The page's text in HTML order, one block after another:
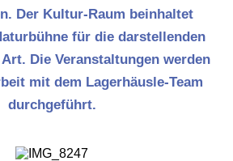
Der Kultur-Raum beinhaltet
für die darstellenden
Die Veranstaltungen werden
mit dem Lagerhäusle-Team
durchgeführt.